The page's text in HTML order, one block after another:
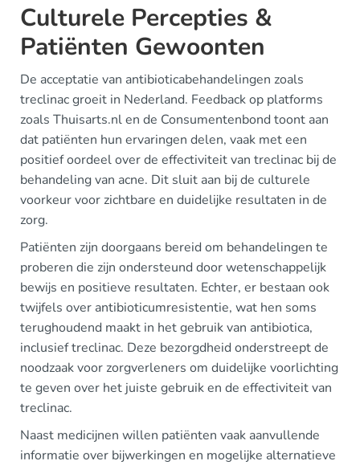
Culturele Percepties &
Patiënten Gewoonten
De acceptatie van antibioticabehandelingen zoals
treclinac groeit in Nederland. Feedback op platforms
zoals Thuisarts.nl en de Consumentenbond toont aan
dat patiënten hun ervaringen delen, vaak met een
positief oordeel over de effectiviteit van treclinac bij de
behandeling van acne. Dit sluit aan bij de culturele
voorkeur voor zichtbare en duidelijke resultaten in de
zorg.
Patiënten zijn doorgaans bereid om behandelingen te
proberen die zijn ondersteund door wetenschappelijk
bewijs en positieve resultaten. Echter, er bestaan ook
twijfels over antibioticumresistentie, wat hen soms
terughoudend maakt in het gebruik van antibiotica,
inclusief treclinac. Deze bezorgdheid onderstreept de
noodzaak voor zorgverleners om duidelijke voorlichting
te geven over het juiste gebruik en de effectiviteit van
treclinac.
Naast medicijnen willen patiënten vaak aanvullende
informatie over bijwerkingen en mogelijke alternatieve